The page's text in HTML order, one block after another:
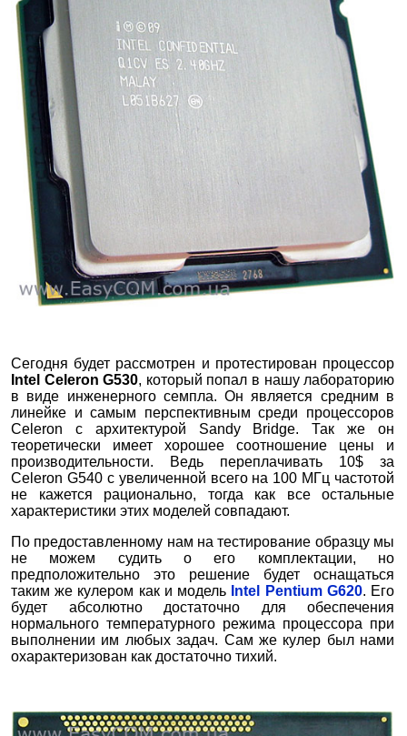
Сегодня будет рассмотрен и протестирован процессор
Intel Celeron G530, который попал в нашу лабораторию
в виде инженерного семпла. Он является средним в
линейке и самым перспективным среди процессоров
Celeron с архитектурой Sandy Bridge. Так же он
теоретически имеет хорошее соотношение цены и
производительности. Ведь переплачивать 10$ за
Celeron G540 с увеличенной всего на 100 МГц частотой
не кажется рационально, тогда как все остальные
характеристики этих моделей совпадают.
По предоставленному нам на тестирование образцу мы
не можем судить о его комплектации, но
предположительно это решение будет оснащаться
таким же кулером как и модель Intel Pentium G620. Его
будет абсолютно достаточно для обеспечения
нормального температурного режима процессора при
выполнении им любых задач. Сам же кулер был нами
охарактеризован как достаточно тихий.